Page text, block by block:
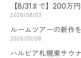
2026/08/03
【8/31まで】200万
2026/05/08
ルームツアーの新作
ハルビア札幌東サウ